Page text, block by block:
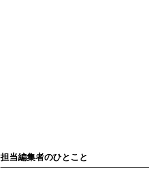
担当編集者のひとこと